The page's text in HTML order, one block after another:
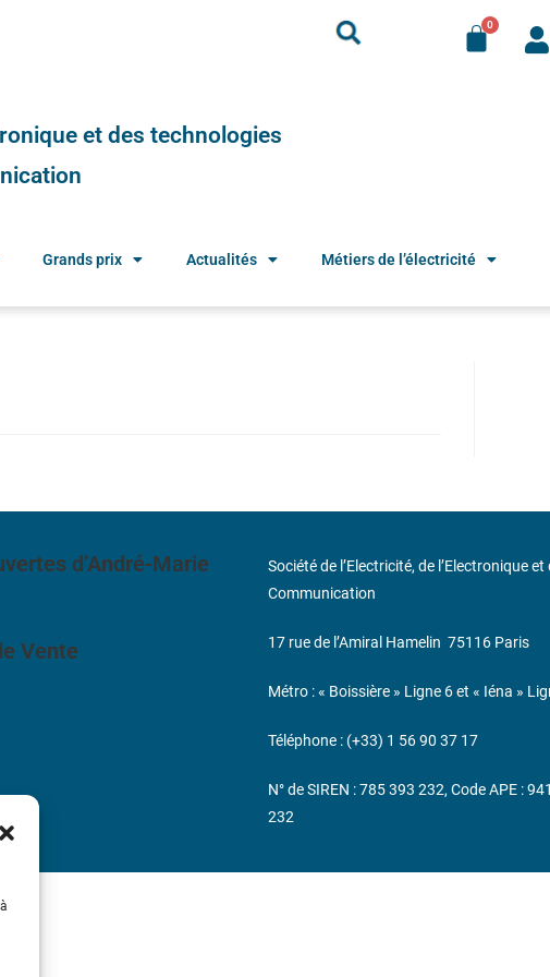
et des technologies
Grands prix Actualités Métiers de l’électricité
d’André-Marie
Vente
Société de l’Electricité, de l’Electronique
Communication
17 rue de l’Amiral Hamelin 75116 Paris
Métro : « Boissière » Ligne 6 et « Iéna »
Téléphone : (+33) 1 56 90 37 17
N° de SIREN : 785 393 232, Code APE :
232